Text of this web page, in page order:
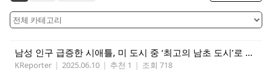
남성 인구 급증한 시애틀, 미 도시 중 ‘최고의 남초 도시’로 떠올라
KReporter | 2025.06.10 | 추천 1 | 조회 718